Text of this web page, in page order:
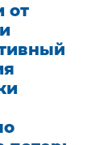
от